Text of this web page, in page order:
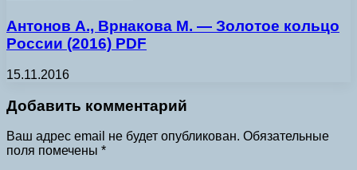
Антонов А., Врнакова М. — Золотое кольцо
России (2016) PDF
15.11.2016
Добавить комментарий
Ваш адрес email не будет опубликован. Обязательные
поля помечены *